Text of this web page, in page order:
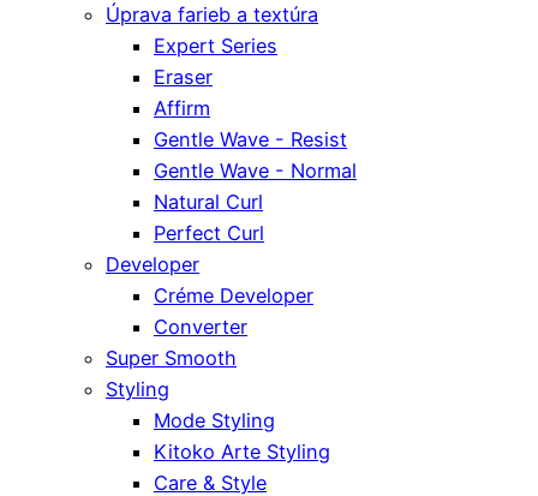
Úprava farieb a textúra
Expert Series
Eraser
Affirm
Gentle Wave - Resist
Gentle Wave - Normal
Natural Curl
Perfect Curl
Developer
Créme Developer
Converter
Super Smooth
Styling
Mode Styling
Kitoko Arte Styling
Care & Style